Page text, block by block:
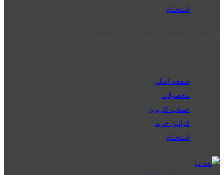
استخدام
صفحه اصلی
محصولات
حساب کاربری
قوانین خرید
استخدام